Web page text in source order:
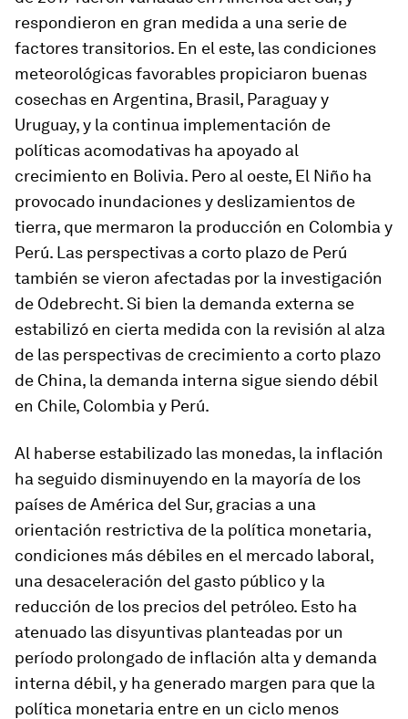
respondieron en gran medida a una serie de
factores transitorios. En el este, las condiciones
meteorológicas favorables propiciaron buenas
cosechas en Argentina, Brasil, Paraguayy
Uruguay, y la continua implementación de
políticas acomodativas ha apoyado al
crecimiento en Bolivia. Pero al oeste, El Niño ha
provocado inundaciones y deslizamientos de
tierra, que mermaron la producción en Colombia y
Perú. Las perspectivas a corto plazo de Perú
también se vieron afectadas por la investigación
de Odebrecht. Si bien la demanda externa se
estabilizó en cierta medida con la revisión al alza
de las perspectivas de crecimiento a corto plazo
de China, la demanda interna sigue siendo débil
en Chile, Colombia y Perú.
Al haberse estabilizado las monedas, la inflación
ha seguido disminuyendo en la mayoría de los
países de América del Sur, gracias a una
orientación restrictiva de la política monetaria,
condiciones más débiles en el mercado laboral,
una desaceleración del gasto público y la
reducción de los precios del petróleo. Esto ha
atenuado las disyuntivas planteadas por un
período prolongado de inflación alta y demanda
interna débil, y ha generado margen para que la
política monetaria entre en un ciclo menos